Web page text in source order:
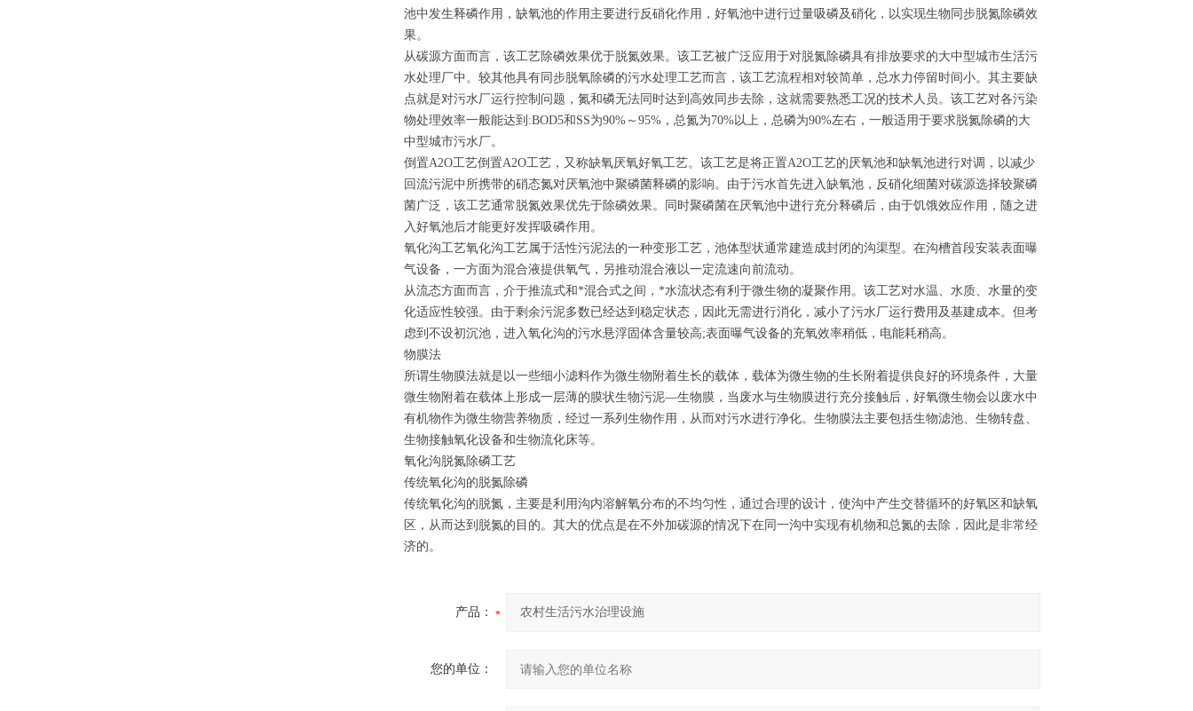
池中发生释磷作用，缺氧池的作用主要进行反硝化作用，好氧池中进行过量吸磷及硝化，以实现生物同步脱氮除磷效
果。
从碳源方面而言，该工艺除磷效果优于脱氮效果。该工艺被广泛应用于对脱氮除磷具有排放要求的大中型城市生活污
水处理厂中。较其他具有同步脱氧除磷的污水处理工艺而言，该工艺流程相对较简单，总水力停留时间小。其主要缺
点就是对污水厂运行控制问题，氮和磷无法同时达到高效同步去除，这就需要熟悉工况的技术人员。该工艺对各污染
物处理效率一般能达到:BOD5和SS为90%～95%，总氮为70%以上，总磷为90%左右，一般适用于要求脱氮除磷的大
中型城市污水厂。
倒置A2O工艺倒置A2O工艺，又称缺氧厌氧好氧工艺。该工艺是将正置A2O工艺的厌氧池和缺氧池进行对调，以减少
回流污泥中所携带的硝态氮对厌氧池中聚磷菌释磷的影响。由于污水首先进入缺氧池，反硝化细菌对碳源选择较聚磷
菌广泛，该工艺通常脱氮效果优先于除磷效果。同时聚磷菌在厌氧池中进行充分释磷后，由于饥饿效应作用，随之进
入好氧池后才能更好发挥吸磷作用。
氧化沟工艺氧化沟工艺属于活性污泥法的一种变形工艺，池体型状通常建造成封闭的沟渠型。在沟槽首段安装表面曝
气设备，一方面为混合液提供氧气，另推动混合液以一定流速向前流动。
从流态方面而言，介于推流式和*混合式之间，*水流状态有利于微生物的凝聚作用。该工艺对水温、水质、水量的变
化适应性较强。由于剩余污泥多数已经达到稳定状态，因此无需进行消化，减小了污水厂运行费用及基建成本。但考
虑到不设初沉池，进入氧化沟的污水悬浮固体含量较高;表面曝气设备的充氧效率稍低，电能耗稍高。
物膜法
所谓生物膜法就是以一些细小滤料作为微生物附着生长的载体，载体为微生物的生长附着提供良好的环境条件，大量
微生物附着在载体上形成一层薄的膜状生物污泥—生物膜，当废水与生物膜进行充分接触后，好氧微生物会以废水中
有机物作为微生物营养物质，经过一系列生物作用，从而对污水进行净化。生物膜法主要包括生物滤池、生物转盘、
生物接触氧化设备和生物流化床等。
氧化沟脱氮除磷工艺
传统氧化沟的脱氮除磷
传统氧化沟的脱氮，主要是利用沟内溶解氧分布的不均匀性，通过合理的设计，使沟中产生交替循环的好氧区和缺氧
区，从而达到脱氮的目的。其大的优点是在不外加碳源的情况下在同一沟中实现有机物和总氮的去除，因此是非常经
济的。
产品：
您的单位：